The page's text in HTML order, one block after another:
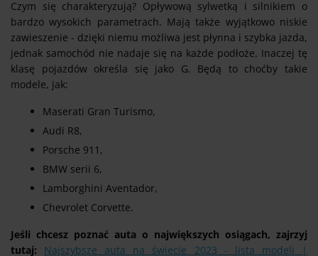
Czym się charakteryzują? Opływową sylwetką i silnikiem o
bardzo wysokich parametrach. Mają także wyjątkowo niskie
zawieszenie - dzięki niemu możliwa jest płynna i szybka jazda,
jednak samochód nie nadaje się na każde podłoże. Inaczej tę
klasę pojazdów określa się jako G. Będą to choćby takie
modele, jak:
Maserati Gran Turismo,
Audi R8,
Porsche 911,
BMW serii 6,
Lamborghini Aventador,
Chevrolet Corvette.
Jeśli chcesz poznać auta o największych osiągach, zajrzyj
tutaj: Najszybsze auta na świecie 2023 - lista modeli |